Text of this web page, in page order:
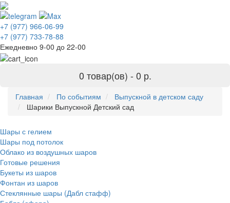
+7 (977) 966-06-99
+7 (977) 733-78-88
Ежедневно 9-00 до 22-00
0 товар(ов) - 0 р.
Главная По событиям
Выпускной в детском саду
Шарики Выпускной Детский сад
Шары с гелием
Шары под потолок
Облако из воздушных шаров
Готовые решения
Букеты из шаров
Фонтан из шаров
Стеклянные шары (Дабл стафф)